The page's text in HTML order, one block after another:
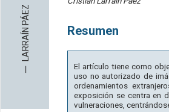
─
LARRAÍN PÁEZ Resumen
El artículo tiene como
uso no autorizado de
ordenamientos
exposición se centra en
vulneraciones,